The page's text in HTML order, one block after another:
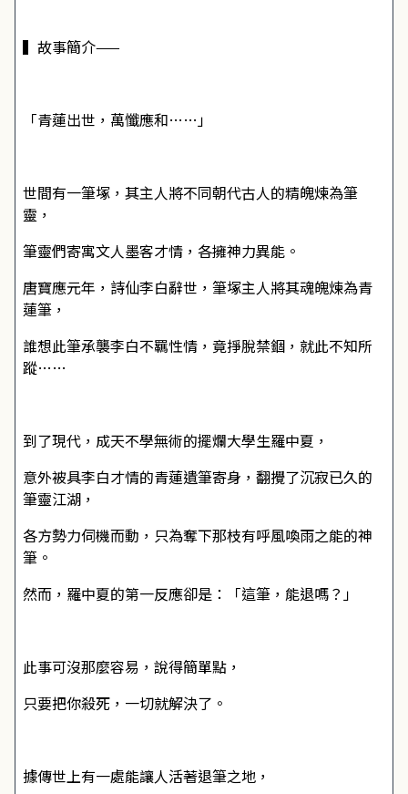
▍故事簡介——
「青蓮出世，萬懺應和……」
世間有一筆塚，其主人將不同朝代古人的精魄煉為筆
靈，
筆靈們寄寓文人墨客才情，各擁神力異能。
唐寶應元年，詩仙李白辭世，筆塚主人將其魂魄煉為青
蓮筆，
誰想此筆承襲李白不羈性情，竟掙脫禁錮，就此不知所
蹤……
到了現代，成天不學無術的擺爛大學生羅中夏，
意外被具李白才情的青蓮遺筆寄身，翻攪了沉寂已久的
筆靈江湖，
各方勢力伺機而動，只為奪下那枝有呼風喚雨之能的神
筆。
然而，羅中夏的第一反應卻是：「這筆，能退嗎？」
此事可沒那麼容易，說得簡單點，
只要把你殺死，一切就解決了。
據傳世上有一處能讓人活著退筆之地，